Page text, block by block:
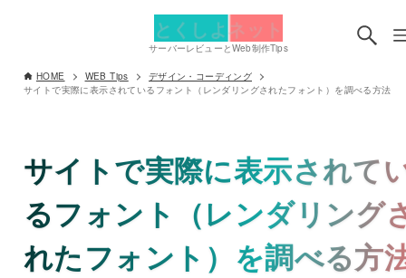
とくしよネット
サーバーレビューとWeb制作Tips
HOME WEB Tips
デザイン・コーディング
サイトで実際に表示されているフォント（レンダリングされたフォント）を調べる方法
サイトで実際に表示されて
るフォント（レンダリング
れたフォント）を調べる方